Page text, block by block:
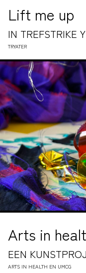
Lift me up
IN TREFSTRIKE
TRYATER
Arts in
EEN
ARTS IN HEALTH EN UMCG